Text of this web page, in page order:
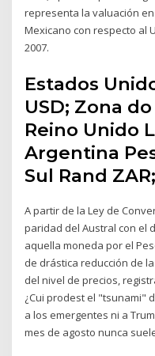
representa la valuación
Mexicano con respecto al
2007.
Estados
USD; Zona
Reino Unido
Argentina
Sul Rand
A partir de la Ley de
paridad del Austral con el
aquella moneda por el
de drástica reducción de
del nivel de precios,
¿Cui prodest el "tsunami"
a los emergentes ni a
mes de agosto nunca